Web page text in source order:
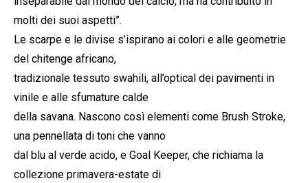
molti dei suoi aspetti”.
Le scarpe e le divise s’ispirano ai colori e alle geometrie
del chitenge africano,
tradizionale tessuto swahili, all’optical dei pavimenti in
vinile e alle sfumature calde
della savana. Nascono così elementi come Brush Stroke,
una pennellata di toni che vanno
dal blu al verde acido, e Goal Keeper, che richiama la
collezione primavera-estate di